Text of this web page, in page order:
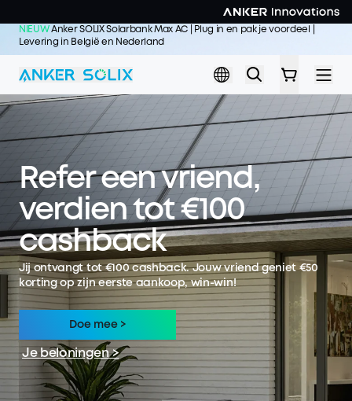
NIEUW Anker SOLIX Solarbank Max AC | Plug in en pak je voordeel |
Levering in België en Nederland
Refer een vriend,
verdien tot €100
cashback
Jij ontvangt tot €100 cashback. Jouw vriend geniet €50
korting op zijn eerste aankoop, win-win!
Doe mee >
Je beloningen >